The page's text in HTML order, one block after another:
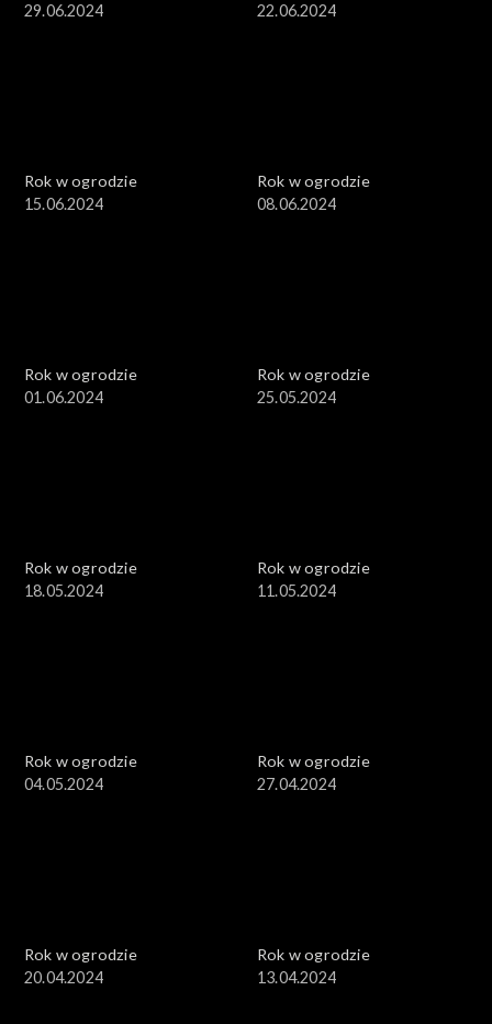
29.06.2024
22.06.2024
Rok w ogrodzie
15.06.2024
Rok w ogrodzie
08.06.2024
Rok w ogrodzie
01.06.2024
Rok w ogrodzie
25.05.2024
Rok w ogrodzie
18.05.2024
Rok w ogrodzie
11.05.2024
Rok w ogrodzie
04.05.2024
Rok w ogrodzie
27.04.2024
Rok w ogrodzie
20.04.2024
Rok w ogrodzie
13.04.2024